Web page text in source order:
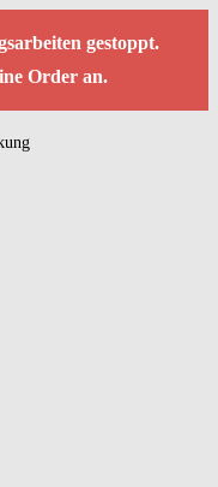
gestoppt.
Order an.